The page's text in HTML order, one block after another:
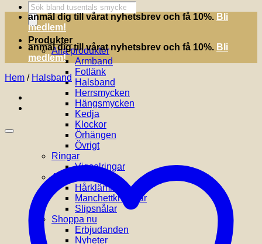
Produktsökning
Produkter
Alla produkter
Armband
Fotlänk
Halsband
Herrsmycken
Hängsmycken
Kedja
Klockor
Örhängen
Övrigt
Ringar
Vigselringar
Accessoarer
Hårklämmor
Manchettknappar
Slipsnålar
Shoppa nu
Erbjudanden
Nyheter
anmäl dig till vårat nyhetsbrev och få 10%. Bli
medlem!
anmäl dig till vårat nyhetsbrev och få 10%. Bli
medlem!
Hem / Halsband